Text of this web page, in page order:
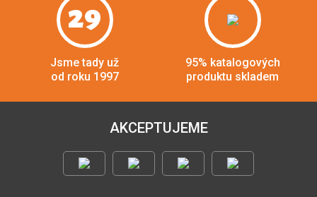
29
Jsme tady už
od roku 1997
95% katalogových
produktu skladem
AKCEPTUJEME